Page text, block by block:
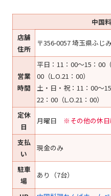
中国
店舗
住所
〒356-0057 埼玉県ふじ
営業
時間
平日：11：00～15：00
00（L.O.21：00）
土・日・祝：11：00～
22：00（L.O.21：00）
定休
日
月曜日 ※その他の休日
支払
い
現金のみ
駐車
場
あり（7台）